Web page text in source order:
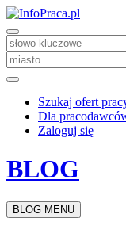
Szukaj ofert
Dla
Zaloguj się
BLOG
BLOG MENU